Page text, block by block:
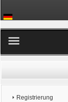
Registrierung